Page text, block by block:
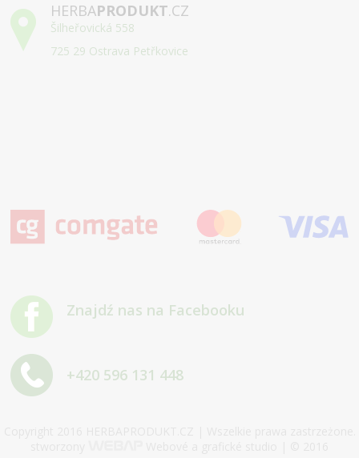
HERBAPRODUKT.CZ
Šilheřovická 558
725 29 Ostrava Petřkovice
Znajdź nas na Facebooku
+420 596 131 448